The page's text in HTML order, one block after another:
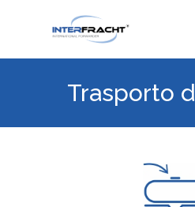
Trasporto